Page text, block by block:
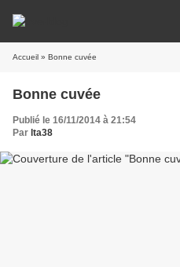
Accueil » Bonne cuvée
Bonne cuvée
Publié le 16/11/2014 à 21:54
Par lta38